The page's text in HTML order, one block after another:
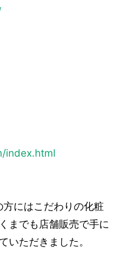
index.html
にはこだわりの化粧
までも店舗販売で手に
いただきました。